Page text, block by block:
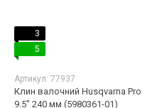
3
5
Артикул: 77937
Клин валочний Husqvarna Pro
9.5" 240 мм (5980361-01)